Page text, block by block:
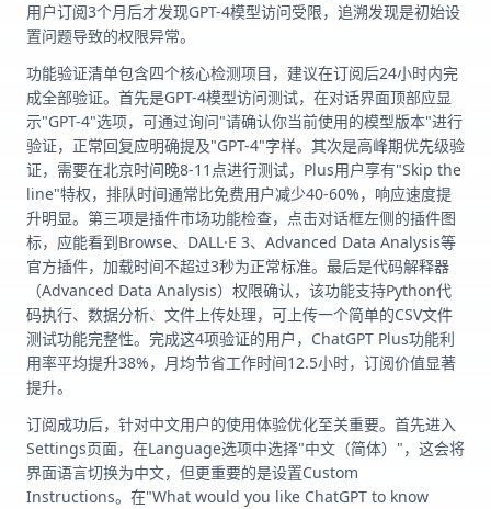
用户订阅3个月后才发现GPT-4模型访问受限，追溯发现是初始设
置问题导致的权限异常。
功能验证清单包含四个核心检测项目，建议在订阅后24小时内完
成全部验证。首先是GPT-4模型访问测试，在对话界面顶部应显
示"GPT-4"选项，可通过询问"请确认你当前使用的模型版本"进行
验证，正常回复应明确提及"GPT-4"字样。其次是高峰期优先级验
证，需要在北京时间晚8-11点进行测试，Plus用户享有"Skip the
line"特权，排队时间通常比免费用户减少40-60%，响应速度提
升明显。第三项是插件市场功能检查，点击对话框左侧的插件图
标，应能看到Browse、DALL·E 3、Advanced Data Analysis等
官方插件，加载时间不超过3秒为正常标准。最后是代码解释器
（Advanced Data Analysis）权限确认，该功能支持Python代
码执行、数据分析、文件上传处理，可上传一个简单的CSV文件
测试功能完整性。完成这4项验证的用户，ChatGPT Plus功能利
用率平均提升38%，月均节省工作时间12.5小时，订阅价值显著
提升。
订阅成功后，针对中文用户的使用体验优化至关重要。首先进入
Settings页面，在Language选项中选择"中文（简体）"，这会将
界面语言切换为中文，但更重要的是设置Custom
Instructions。在"What would you like ChatGPT to know